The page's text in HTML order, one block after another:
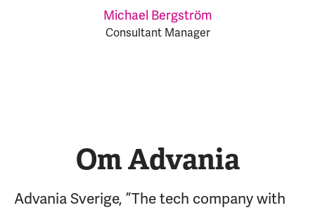
Michael Bergström
Consultant Manager
Om Advania
Advania Sverige, ”The tech company with